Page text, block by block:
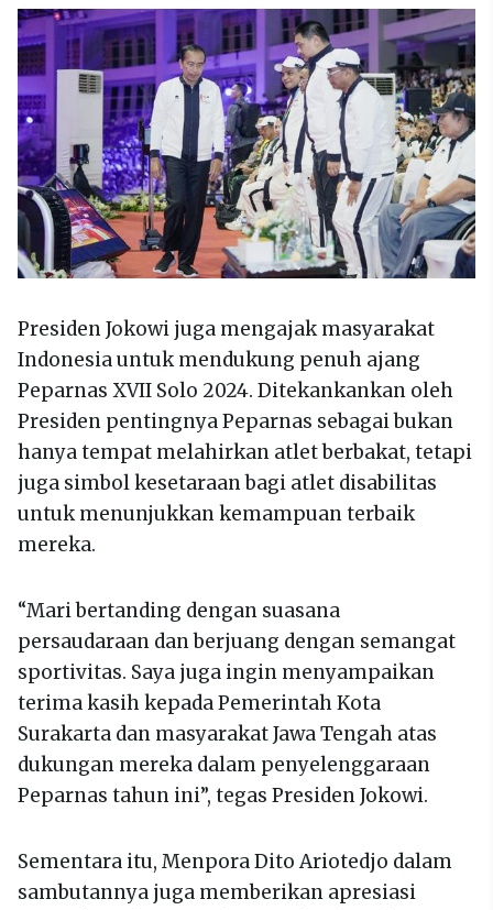
Presiden Jokowi juga mengajak masyarakat
Indonesia untuk mendukung penuh ajang
Peparnas XVII Solo 2024. Ditekankankan oleh
Presiden pentingnya Peparnas sebagai bukan
hanya tempat melahirkan atlet berbakat, tetapi
juga simbol kesetaraan bagi atlet disabilitas
untuk menunjukkan kemampuan terbaik
mereka.
“Mari bertanding dengan suasana
persaudaraan dan berjuang dengan semangat
sportivitas. Saya juga ingin menyampaikan
terima kasih kepada Pemerintah Kota
Surakarta dan masyarakat Jawa Tengah atas
dukungan mereka dalam penyelenggaraan
Peparnas tahun ini”, tegas Presiden Jokowi.
Sementara itu, Menpora Dito Ariotedjo dalam
sambutannya juga memberikan apresiasi